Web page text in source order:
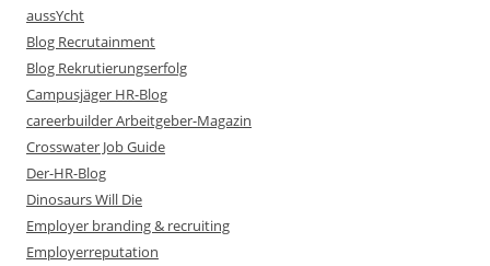
aussYcht
Blog Recrutainment
Blog Rekrutierungserfolg
Campusjäger HR-Blog
careerbuilder Arbeitgeber-Magazin
Crosswater Job Guide
Der-HR-Blog
Dinosaurs Will Die
Employer branding & recruiting
Employerreputation